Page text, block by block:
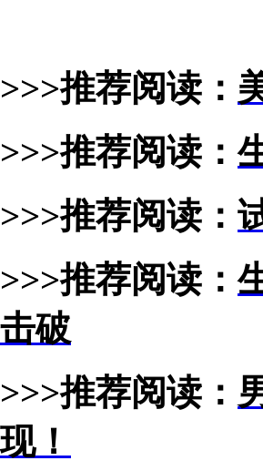
>>>推荐阅读：
>>>推荐阅读：
>>>推荐阅读：
>>>推荐阅读：
击破
>>>推荐阅读：
现！